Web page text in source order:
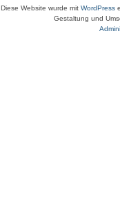
Diese Website wurde mit WordPress
Gestaltung und